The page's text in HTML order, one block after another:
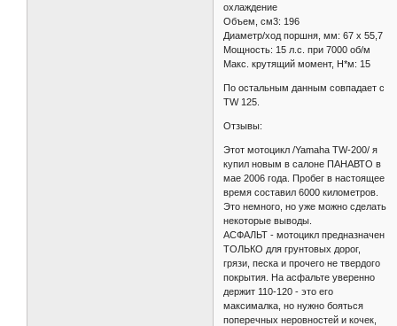
охлаждение
Объем, см3: 196
Диаметр/ход поршня, мм: 67 х 55,7
Мощность: 15 л.с. при 7000 об/м
Макс. крутящий момент, Н*м: 15
По остальным данным совпадает с
TW 125.
Отзывы:
Этот мотоцикл /Yamaha TW-200/ я
купил новым в салоне ПАНАВТО в
мае 2006 года. Пробег в настоящее
время составил 6000 километров.
Это немного, но уже можно сделать
некоторые выводы.
АСФАЛЬТ - мотоцикл предназначен
ТОЛЬКО для грунтовых дорог,
грязи, песка и прочего не твердого
покрытия. На асфальте уверенно
держит 110-120 - это его
максималка, но нужно бояться
поперечных неровностей и кочек,